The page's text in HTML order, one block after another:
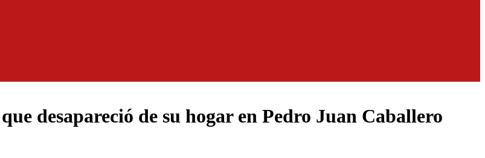
desapareció de su hogar en Pedro Juan Caballero